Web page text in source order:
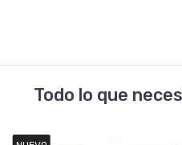
Todo lo que